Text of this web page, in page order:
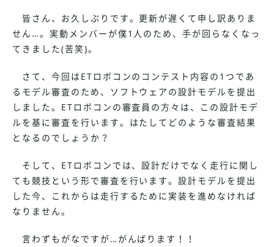
皆さん、お久しぶりです。更新が遅くて申し訳ありま
せん…。実動メンバーが僕1人のため、手が回らなくなっ
てきました(苦笑)。
さて、今回はETロボコンのコンテスト内容の1つであ
るモデル審査のため、ソフトウェアの設計モデルを提出
しました。ETロボコンの審査員の方々は、この設計モデ
ルを基に審査を行います。はたしてどのような審査結果
となるのでしょうか？
そして、ETロボコンでは、設計だけでなく走行に関し
ても競技という形で審査を行います。設計モデルを提出
した今、これからは走行するために実装を進めなければ
なりません。
言わずもがなですが…がんばります！！